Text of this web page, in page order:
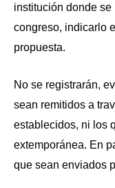
institución donde se
congreso, indicarlo
propuesta.
No se registrarán,
sean remitidos a
establecidos, ni los
extemporánea. En
que sean enviados